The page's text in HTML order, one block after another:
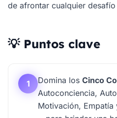
de afrontar cualquier
💡 Puntos clave
1 Domina los Cinco
Autoconciencia,
Motivación, Empatía